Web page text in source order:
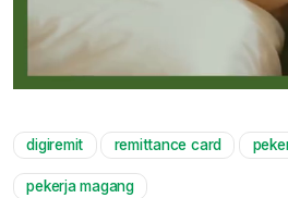
digiremit remittance card
pekerja magang